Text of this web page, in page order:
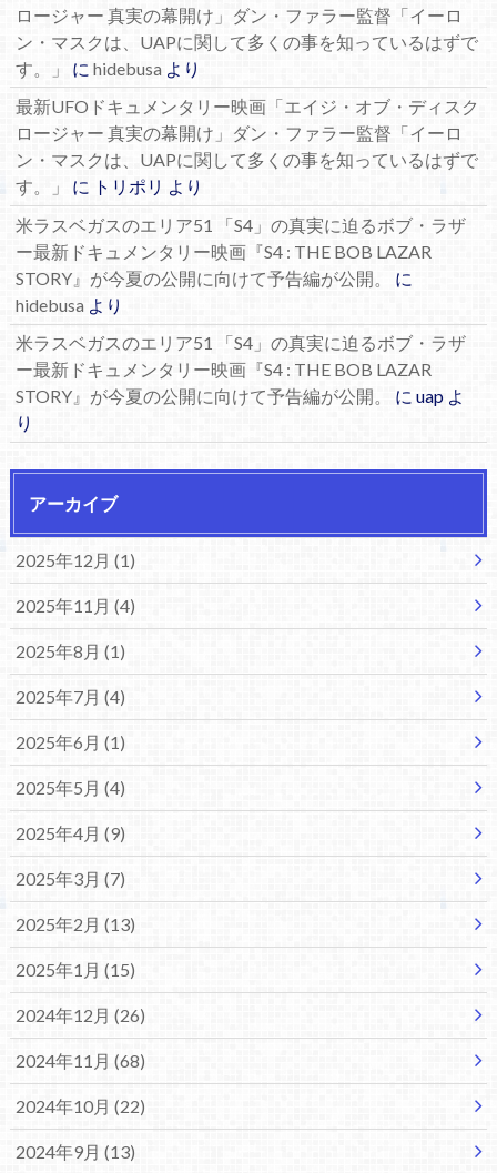
ロージャー 真実の幕開け」ダン・ファラー監督「イーロ
ン・マスクは、UAPに関して多くの事を知っているはずで
す。」
に hidebusaより
最新UFOドキュメンタリー映画「エイジ・オブ・ディスク
ロージャー 真実の幕開け」ダン・ファラー監督「イーロ
ン・マスクは、UAPに関して多くの事を知っているはずで
す。」
に トリポリ より
米ラスベガスのエリア51 「S4」の真実に迫るボブ・ラザ
ー最新ドキュメンタリー映画『S4 : THE BOB LAZAR
STORY』が今夏の公開に向けて予告編が公開。
に
hidebusaより
米ラスベガスのエリア51 「S4」の真実に迫るボブ・ラザ
ー最新ドキュメンタリー映画『S4 : THE BOB LAZAR
STORY』が今夏の公開に向けて予告編が公開。
に uapよ
り
アーカイブ
2025年12月 (1)
2025年11月 (4)
2025年8月 (1)
2025年7月 (4)
2025年6月 (1)
2025年5月 (4)
2025年4月 (9)
2025年3月 (7)
2025年2月 (13)
2025年1月 (15)
2024年12月 (26)
2024年11月 (68)
2024年10月 (22)
2024年9月 (13)